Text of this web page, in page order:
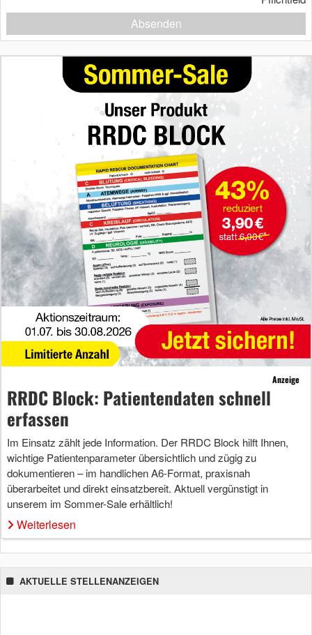
Absenden
Anzeige
RRDC Block: Patientendaten schnell
erfassen
Im Einsatz zählt jede Information. Der RRDC Block hilft Ihnen,
wichtige Patientenparameter übersichtlich und zügig zu
dokumentieren – im handlichen A6-Format, praxisnah
überarbeitet und direkt einsatzbereit. Aktuell vergünstigt in
unserem im Sommer-Sale erhältlich!
Weiterlesen
AKTUELLE STELLENANZEIGEN